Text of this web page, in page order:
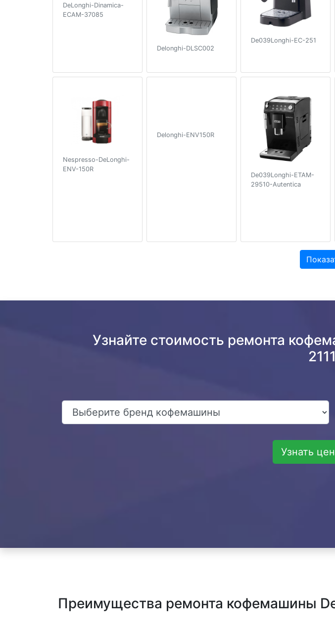
DeLonghi-Dinamica-
ECAM-37085
Delonghi-DLSC002
De039Longhi-EC-251
Nespresso-DeLonghi-
ENV-150R
Delonghi-ENV150R
De039Longhi-ETAM-
29510-Autentica
Узнайте стоимость ремонта
Узнать
Преимущества ремонта кофемашины